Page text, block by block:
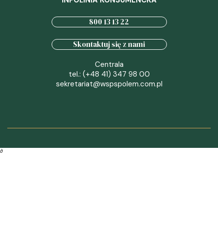
800 13 13 22
Skontaktuj się z nami
Centrala
tel.: (+48 41) 347 98 00
sekretariat@wspspolem.com.pl
∂